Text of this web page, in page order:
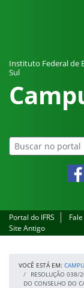
Instituto Federal de
Sul
Portal do IFRS
Site Antigo
VOCÊ ESTÁ EM:
RESOLUÇÃO 038/
DO CONSELHO DO